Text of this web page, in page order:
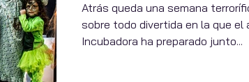
Atrás queda una semana
sobre todo divertida en la que el
Incubadora ha preparado junto...